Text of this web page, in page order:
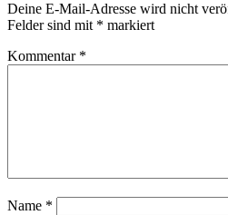
Deine E-Mail-Adresse wird nicht
Felder sind mit * markiert
Kommentar *
Name *